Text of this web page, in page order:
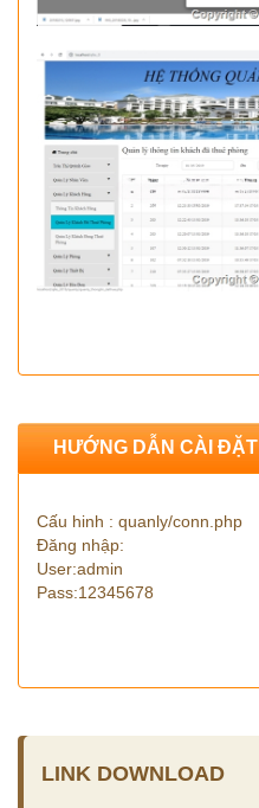
HƯỚNG DẪN CÀI ĐẶT
Cấu hinh : quanly/conn.php
Đăng nhập:
User:admin
Pass:12345678
LINK DOWNLOAD